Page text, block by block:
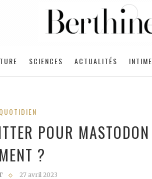
SCIENCES ACTUALITÉS INTIME
QUOTIDIEN
POUR MASTODON
?
27 avril 2023